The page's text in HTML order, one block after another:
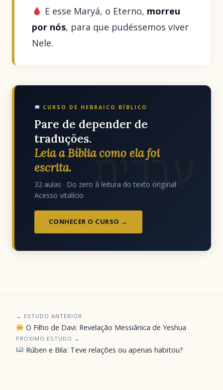
E esse Maryá, o Eterno, morreu
por nós, para que pudéssemos viver
Nele.
עִבְרִית
CURSO DE HEBRAICO BÍBLICO
Pare de depender de
traduções.
Leia a Bíblia como ela foi
escrita.
32 aulas · Do zero à leitura do texto original ·
Acesso vitalício
CONHECER O CURSO →
← ESTUDO ANTERIOR
O Filho de Davi: Revelação Messiânica de Yeshua
PRÓXIMO ESTUDO →
Rúben e Bila: Teve relações ou apenas habitou?